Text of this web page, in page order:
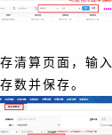
清算页面，输
数并保存。